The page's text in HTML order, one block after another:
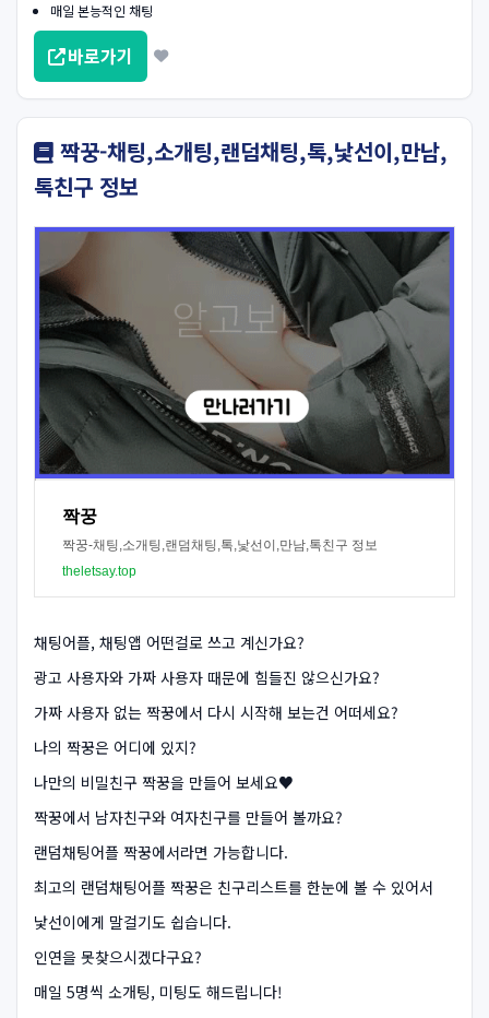
매일 본능적인 채팅
바로가기
짝꿍-채팅,소개팅,랜덤채팅,톡,낯선이,만남,
톡친구 정보
짝꿍
짝꿍-채팅,소개팅,랜덤채팅,톡,낯선이,만남,톡친구 정보
theletsay.top
채팅어플, 채팅앱 어떤걸로 쓰고 계신가요?
광고 사용자와 가짜 사용자 때문에 힘들진 않으신가요?
가짜 사용자 없는 짝꿍에서 다시 시작해 보는건 어떠세요?
나의 짝꿍은 어디에 있지?
나만의 비밀친구 짝꿍을 만들어 보세요♥
짝꿍에서 남자친구와 여자친구를 만들어 볼까요?
랜덤채팅어플 짝꿍에서라면 가능합니다.
최고의 랜덤채팅어플 짝꿍은 친구리스트를 한눈에 볼 수 있어서
낯선이에게 말걸기도 쉽습니다.
인연을 못찾으시겠다구요?
매일 5명씩 소개팅, 미팅도 해드립니다!